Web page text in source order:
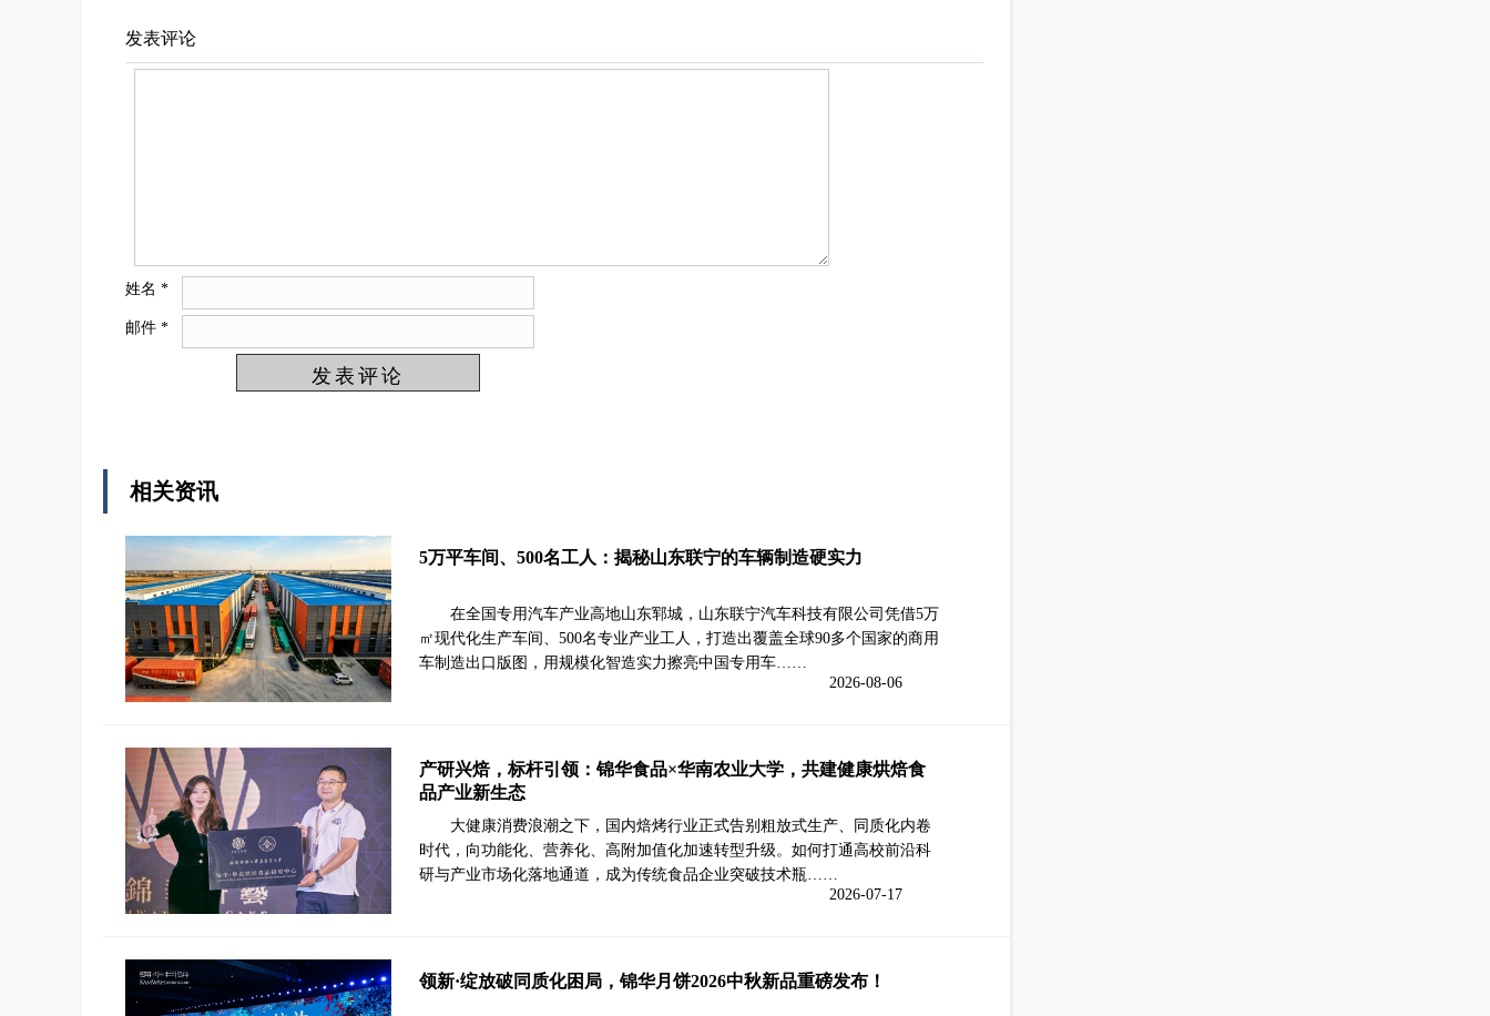
发表评论
姓名 *
邮件 *
相关资讯
5万平车间、500名工人：揭秘山东联宁的车辆制造硬实力
在全国专用汽车产业高地山东郓城，山东联宁汽车科技有限公司凭借5万
㎡现代化生产车间、500名专业产业工人，打造出覆盖全球90多个国家的商用
车制造出口版图，用规模化智造实力擦亮中国专用车……
2026-08-06
产研兴焙，标杆引领：锦华食品×华南农业大学，共建健康烘焙食
品产业新生态
大健康消费浪潮之下，国内焙烤行业正式告别粗放式生产、同质化内卷
时代，向功能化、营养化、高附加值化加速转型升级。如何打通高校前沿科
研与产业市场化落地通道，成为传统食品企业突破技术瓶……
2026-07-17
领新·绽放破同质化困局，锦华月饼2026中秋新品重磅发布！